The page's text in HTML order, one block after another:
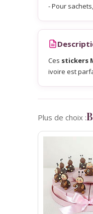
Créatifs
- Pour
Ces stickers
ivoire est
Plus de choix :